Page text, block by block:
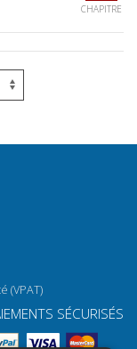
CHAPITRE
(VPAT)
SÉCURISÉS